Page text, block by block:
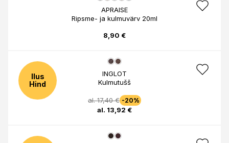
APRAISE
Ripsme- ja kulmuvärv 20ml
8,90 €
Ilus
Hind
INGLOT
Kulmutušš
al. 17,40 € -20%
al. 13,92 €